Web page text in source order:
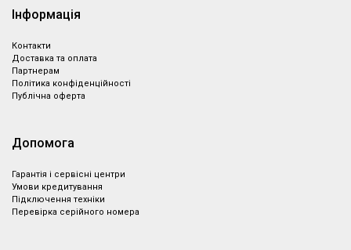
Інформація
Контакти
Доставка та оплата
Партнeрам
Політика конфіденційності
Публічна оферта
Допомога
Гарантія і сервісні центри
Умови кредитування
Підключення техніки
Перевірка серійного номера